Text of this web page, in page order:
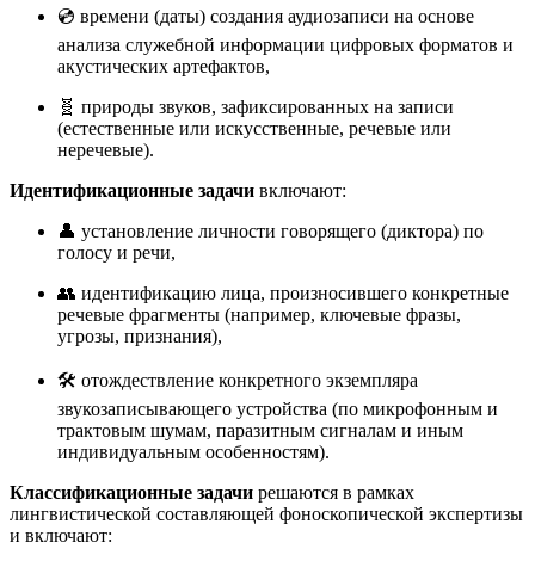
💿 времени (даты) создания аудиозаписи на основе
анализа служебной информации цифровых форматов и
акустических артефактов,
🧬 природы звуков, зафиксированных на записи
(естественные или искусственные, речевые или
неречевые).
Идентификационные задачи включают:
👤 установление личности говорящего (диктора) по
голосу и речи,
👥 идентификацию лица, произносившего конкретные
речевые фрагменты (например, ключевые фразы,
угрозы, признания),
🛠️ отождествление конкретного экземпляра
звукозаписывающего устройства (по микрофонным и
трактовым шумам, паразитным сигналам и иным
индивидуальным особенностям).
Классификационные задачи решаются в рамках
лингвистической составляющей фоноскопической экспертизы
и включают: